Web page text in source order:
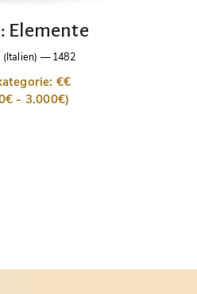
Elemente
(Italien) —1482
€€
- 3.000€)